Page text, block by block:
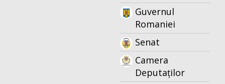
Guvernul
Romaniei
Senat
Camera
Deputaților